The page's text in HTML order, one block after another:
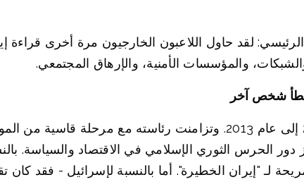
لقد حاول اللاعبون الخارجيون مرة أخرى
والمؤسسات الأمنية، والإرهاق المجتمعي.
شخص آخر
حكم أحمدي نجاد إيران من عام 2005 إلى عام 2013. وتزامنت
بعد انتخابات 2009، وتعزيز دور الحرس الثوري الإسلامي في الاقتصاد
لـ "إيران الخطيرة". أما بالنسبة لإسرائيل - فقد كان